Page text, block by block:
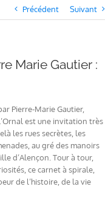
Précédent Suivant
Marie Gautier :
Pierre-Marie Gautier,
est une invitation très
les rues secrètes, les
au gré des manoirs
d’Alençon. Tour à tour,
ce carnet à spirale,
de l’histoire, de la vie